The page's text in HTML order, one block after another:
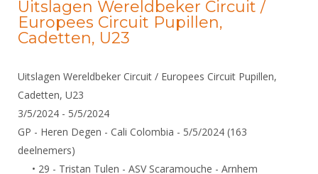
Uitslagen Wereldbeker Circuit /
Europees Circuit Pupillen,
Cadetten, U23
Uitslagen Wereldbeker Circuit / Europees Circuit Pupillen,
Cadetten, U23
3/5/2024 - 5/5/2024
GP - Heren Degen - Cali Colombia - 5/5/2024 (163
deelnemers)
• 29 - Tristan Tulen - ASV Scaramouche - Arnhem